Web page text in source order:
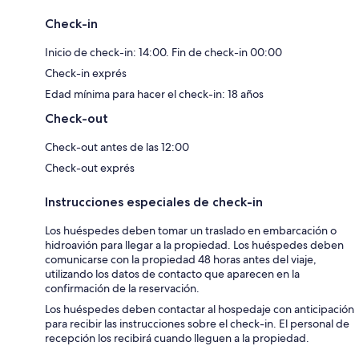
Check-in
Inicio de check-in: 14:00. Fin de check-in 00:00
Check-in exprés
Edad mínima para hacer el check-in: 18 años
Check-out
Check-out antes de las 12:00
Check-out exprés
Instrucciones especiales de check-in
Los huéspedes deben tomar un traslado en embarcación o
hidroavión para llegar a la propiedad. Los huéspedes deben
comunicarse con la propiedad 48 horas antes del viaje,
utilizando los datos de contacto que aparecen en la
confirmación de la reservación.
Los huéspedes deben contactar al hospedaje con anticipación
para recibir las instrucciones sobre el check-in. El personal de
recepción los recibirá cuando lleguen a la propiedad.